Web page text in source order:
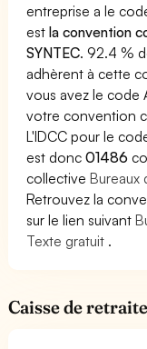
entreprise a le
estla convention
SYNTEC. 92.4 %
adhèrent à cette
vous avez le code
votre convention
L'IDCC pour le
est donc01486
collectiveBureaux
Retrouvez la
sur le lien suivant
Texte gratuit .
Caisse de